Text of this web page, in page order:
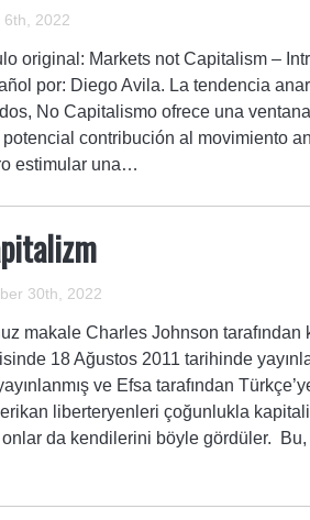
6th, 2022
original: Markets not Capitalism –
por: Diego Avila. La tendencia
No Capitalismo ofrece una
contribución al movimiento
estimular una…
30th, 2022
makale Charles Johnson tarafından
18 Ağustos 2011 tarihinde
ve Efsa tarafından
liberteryenleri çoğunlukla
da kendilerini böyle gördüler. Bu,